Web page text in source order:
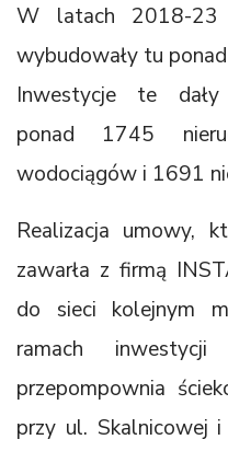
W latach 2018-23
wybudowały tu
Inwestycje te dały
ponad 1745
wodociągów i 1691
Realizacja umowy,
zawarła z firmą
do sieci kolejnym
ramach inwestycji
przepompownia
przy ul. Skalnicowej